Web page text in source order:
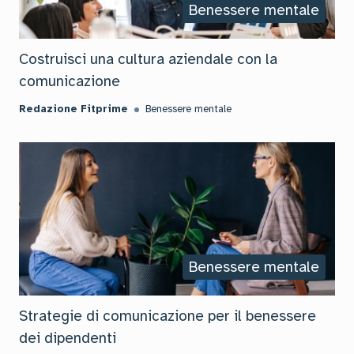
Benessere mentale
Costruisci una cultura aziendale con la
comunicazione
Redazione Fitprime Benessere mentale
Benessere mentale
Strategie di comunicazione per il benessere
dei dipendenti